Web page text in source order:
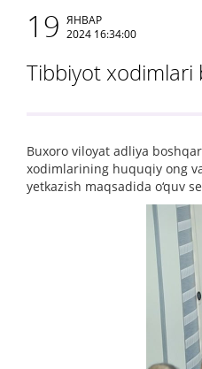
19 ЯНВАР
2024 16:34:00
Tibbiyot xodimlari
Buxoro viloyat adliya
xodimlarining huquqiy ong
yetkazish maqsadida o‘quv